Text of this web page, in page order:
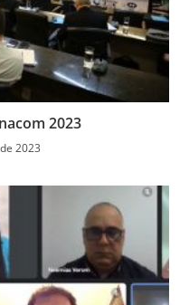
2023
2023